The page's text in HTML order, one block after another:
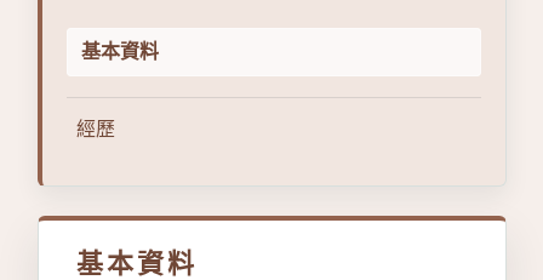
基本資料
經歷
基本資料